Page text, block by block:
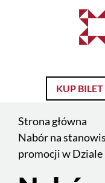
stanowisko:
starszy/a
specjalista/ka
KUP BILET
Strona główna
Nabór na
promocji w
Treść